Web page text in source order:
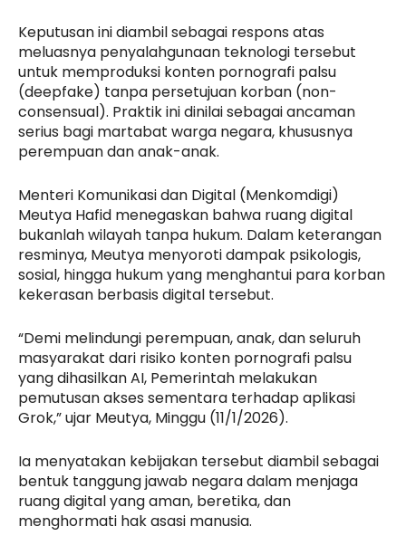
Keputusan ini diambil sebagai respons atas
meluasnya penyalahgunaan teknologi tersebut
untuk memproduksi konten pornografi palsu
(deepfake) tanpa persetujuan korban (non-
consensual). Praktik ini dinilai sebagai ancaman
serius bagi martabat warga negara, khususnya
perempuan dan anak-anak.
Menteri Komunikasi dan Digital (Menkomdigi)
Meutya Hafid menegaskan bahwa ruang digital
bukanlah wilayah tanpa hukum. Dalam keterangan
resminya, Meutya menyoroti dampak psikologis,
sosial, hingga hukum yang menghantui para korban
kekerasan berbasis digital tersebut.
“Demi melindungi perempuan, anak, dan seluruh
masyarakat dari risiko konten pornografi palsu
yang dihasilkan AI, Pemerintah melakukan
pemutusan akses sementara terhadap aplikasi
Grok,” ujar Meutya, Minggu (11/1/2026).
Ia menyatakan kebijakan tersebut diambil sebagai
bentuk tanggung jawab negara dalam menjaga
ruang digital yang aman, beretika, dan
menghormati hak asasi manusia.